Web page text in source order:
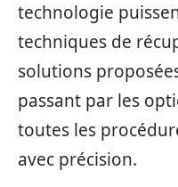
technologie
techniques de
solutions
passant par les
toutes les
avec précision.